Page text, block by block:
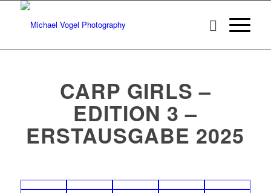
CARP GIRLS –
EDITION 3 –
ERSTAUSGABE 2025